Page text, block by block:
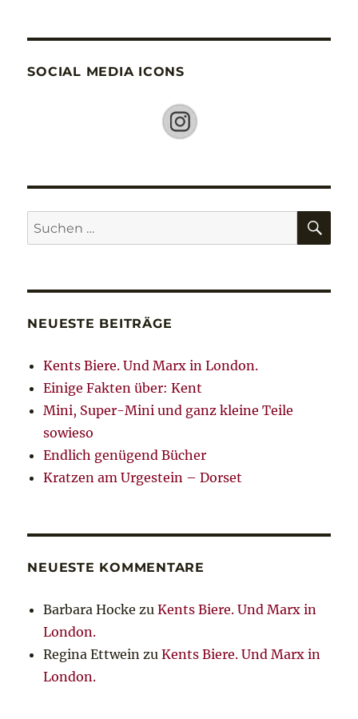
SOCIAL MEDIA ICONS
Suche
nach:
NEUESTE BEITRÄGE
Kents Biere. Und Marx in London.
Einige Fakten über: Kent
Mini, Super-Mini und ganz kleine Teile
sowieso
Endlich genügend Bücher
Kratzen am Urgestein – Dorset
NEUESTE KOMMENTARE
Barbara Hocke zuKents Biere. Und Marx in
London.
Regina Ettwein zuKents Biere. Und Marx in
London.